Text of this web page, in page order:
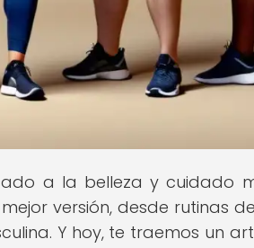
a la belleza y cuidado
versión, desde rutinas
Y hoy, te traemos un